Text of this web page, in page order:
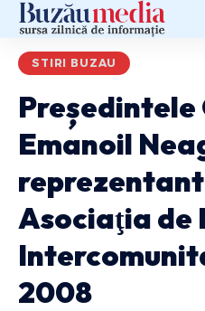
STIRI BUZAU
Președintele
Emanoil
Asociaţia de
2008